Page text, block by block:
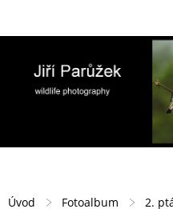
Úvod Fotoalbum 2.